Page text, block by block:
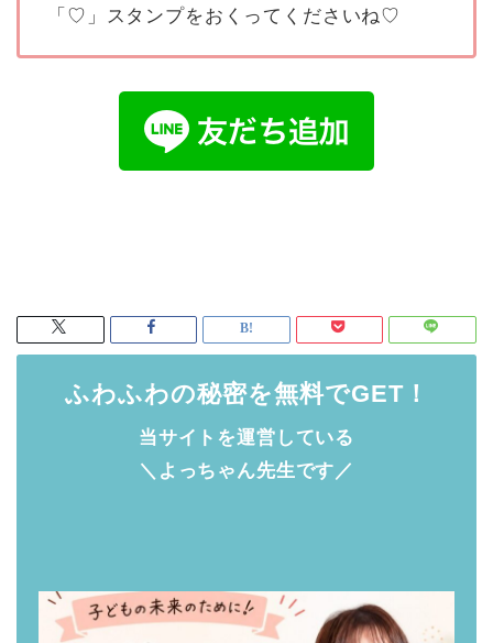
「♡」スタンプをおくってくださいね♡
ふわふわの秘密を無料でGET！
当サイトを運営している
＼よっちゃん先生です／